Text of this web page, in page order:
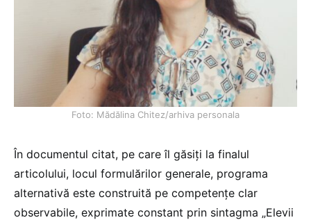
Foto: Mădălina Chitez/arhiva personala
În documentul citat, pe care îl găsiți la finalul
articolului, locul formulărilor generale, programa
alternativă este construită pe competențe clar
observabile, exprimate constant prin sintagma „Elevii